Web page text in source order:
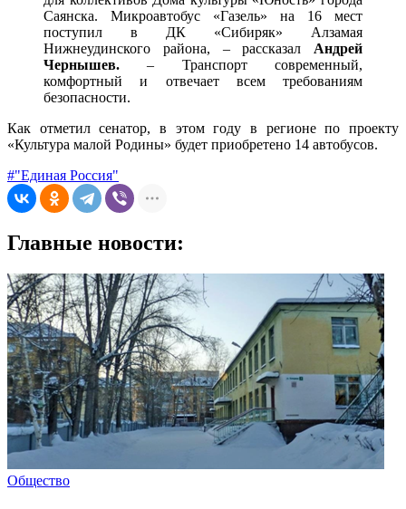
Саянска. Микроавтобус «Газель» на 16 мест
поступил в ДК «Сибиряк» Алзамая
Нижнеудинского района, – рассказал Андрей
Чернышев. – Транспорт современный,
комфортный и отвечает всем требованиям
безопасности.
Как отметил сенатор, в этом году в регионе по проекту
«Культура малой Родины» будет приобретено 14 автобусов.
#"Единая Россия"
Главные новости:
Общество